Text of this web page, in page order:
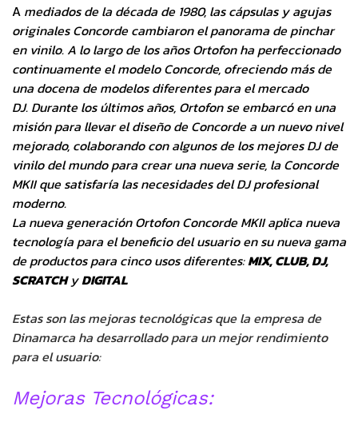
A mediados de la década de 1980, las cápsulas y agujas
originales Concorde cambiaron el panorama de pinchar
en vinilo. A lo largo de los años Ortofon ha perfeccionado
continuamente el modelo Concorde, ofreciendo más de
una docena de modelos diferentes para el mercado
DJ. Durante los últimos años, Ortofon se embarcó en una
misión para llevar el diseño de Concorde a un nuevo nivel
mejorado, colaborando con algunos de los mejores DJ de
vinilo del mundo para crear una nueva serie, la Concorde
MKII que satisfaría las necesidades del DJ profesional
moderno.
La nueva generación Ortofon Concorde MKII aplica nueva
tecnología para el beneficio del usuario en su nueva gama
de productos para cinco usos diferentes:MIX, CLUB, DJ,
SCRATCHyDIGITAL
Estas son las mejoras tecnológicas que la empresa de
Dinamarca ha desarrollado para un mejor rendimiento
para el usuario:
Mejoras Tecnológicas: